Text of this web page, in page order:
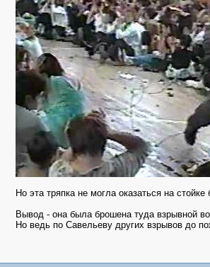
Но эта тряпка не могла оказаться на
Вывод - она была брошена туда взрывной
Но ведь по Савельеву других взрывов до